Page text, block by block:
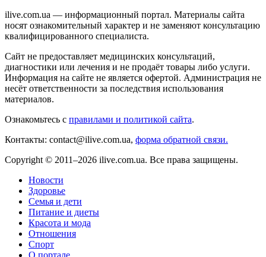
ilive.com.ua — информационный портал. Материалы сайта
носят ознакомительный характер и не заменяют консультацию
квалифицированного специалиста.
Сайт не предоставляет медицинских консультаций,
диагностики или лечения и не продаёт товары либо услуги.
Информация на сайте не является офертой. Администрация не
несёт ответственности за последствия использования
материалов.
Ознакомьтесь с правилами и политикой сайта.
Контакты: contact@ilive.com.ua, форма обратной связи.
Copyright © 2011–2026 ilive.com.ua. Все права защищены.
Новости
Здоровье
Семья и дети
Питание и диеты
Красота и мода
Отношения
Спорт
О портале